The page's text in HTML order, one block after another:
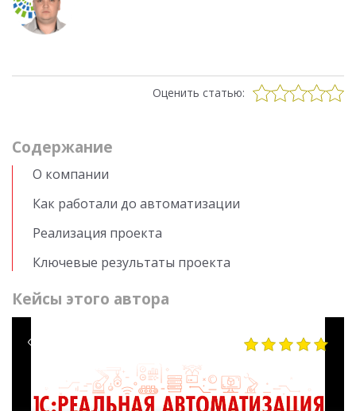
Оценить статью:
Cодержание
О компании
Как работали до автоматизации
Реализация проекта
Ключевые результаты проекта
Кейсы этого автора